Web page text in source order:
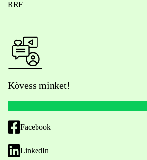
RRF
Kövess minket!
Facebook
LinkedIn